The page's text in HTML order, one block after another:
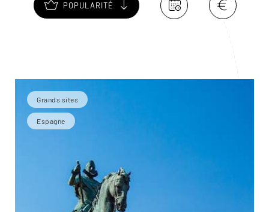
POPULARITÉ
Grands sites
Espagne